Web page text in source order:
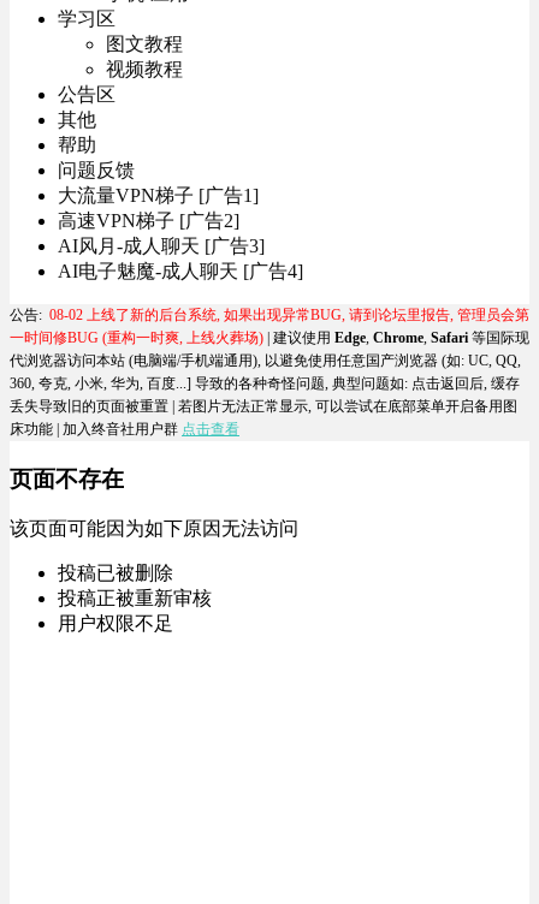
学习区
图文教程
视频教程
公告区
其他
帮助
问题反馈
大流量VPN梯子 [广告1]
高速VPN梯子 [广告2]
AI风月-成人聊天 [广告3]
AI电子魅魔-成人聊天 [广告4]
公告: 08-02 上线了新的后台系统, 如果出现异常BUG, 请到论坛里报告, 管理员会第
一时间修BUG (重构一时爽, 上线火葬场) | 建议使用 Edge, Chrome, Safari 等国际现
代浏览器访问本站 (电脑端/手机端通用), 以避免使用任意国产浏览器 (如: UC, QQ,
360, 夸克, 小米, 华为, 百度...] 导致的各种奇怪问题, 典型问题如: 点击返回后, 缓存
丢失导致旧的页面被重置 | 若图片无法正常显示, 可以尝试在底部菜单开启备用图
床功能 | 加入终音社用户群 点击查看
页面不存在
该页面可能因为如下原因无法访问
投稿已被删除
投稿正被重新审核
用户权限不足